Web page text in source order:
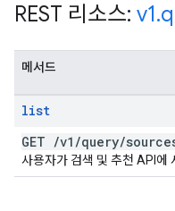
REST 리소스: v1.
메서드
list
GET /v1 /query/
사용자가 검색 및 추천 API에